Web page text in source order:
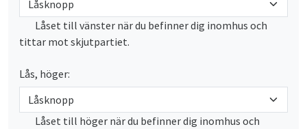
Låset till vänster när du befinner dig inomhus och
tittar mot skjutpartiet.
Lås, höger:
Låset till höger när du befinner dig inomhus och